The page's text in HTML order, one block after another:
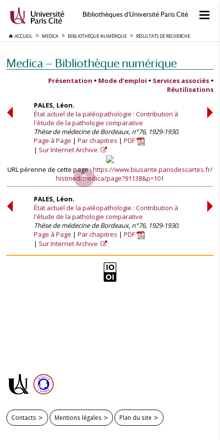
Bibliothèques d'Université Paris Cité
ACCUEIL MEDICA BIBLIOTHÈQUE NUMÉRIQUE RÉSULTATS DE RECHERCHE
Medica — Bibliothèque numérique
Présentation • Mode d’emploi • Services associés •
Réutilisations
PALES, Léon.
État actuel de la paléopathologie : Contribution à
l'étude de la pathologie comparative
Thèse de médecine de Bordeaux, n°76, 1929-1930.
Page à Page
Par chapitres
PDF
Sur Internet Archive
URL pérenne de cette page :https://www.biusante.parisdescartes.fr/
histmed/medica/page?91138&p=101
PALES, Léon.
État actuel de la paléopathologie : Contribution à
l'étude de la pathologie comparative
Thèse de médecine de Bordeaux, n°76, 1929-1930.
Page à Page
Par chapitres
PDF
Sur Internet Archive
Contacts Mentions légales Plan du site